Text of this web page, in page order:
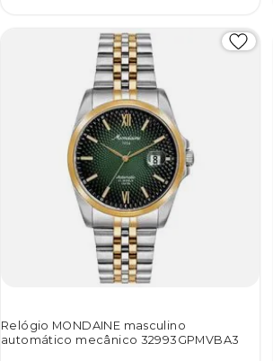
Relógio MONDAINE masculino
automático mecânico 32993GPMVBA3